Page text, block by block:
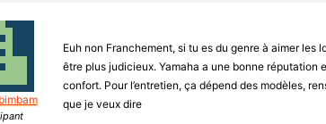
Euh non Franchement, si tu es du genre à aimer
être plus judicieux. Yamaha a une bonne réputation
confort. Pour l’entretien, ça dépend des modèles,
que je veux dire